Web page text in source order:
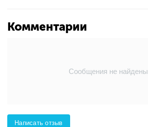
Комментарии
Сообщения не найдены
Написать отзыв